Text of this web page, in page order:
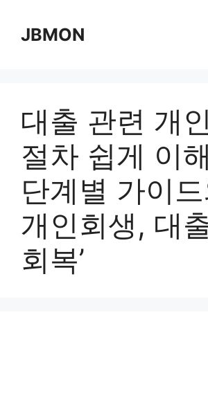
contentJBMON
대출 관련 개
절차 쉽게 이
단계별 가이드
개인회생, 대
회복’